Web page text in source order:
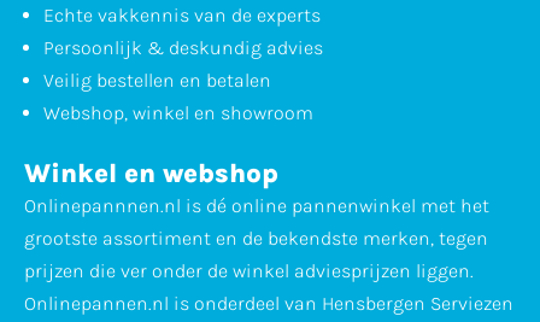
Echte vakkennis van de experts
Persoonlijk & deskundig advies
Veilig bestellen en betalen
Webshop, winkel en showroom
Winkel en webshop
Onlinepannnen.nl is dé online pannenwinkel met het
grootste assortiment en de bekendste merken, tegen
prijzen die ver onder de winkel adviesprijzen liggen.
Onlinepannen.nl is onderdeel van Hensbergen Serviezen